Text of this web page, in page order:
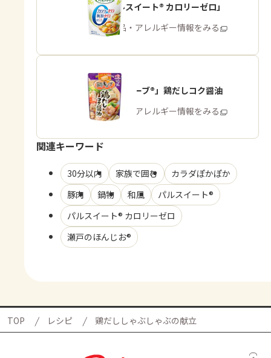
「パルスイート® カロリーゼロ」
商品・アレルギー情報をみる
「鍋キューブ®」鶏だしコク醤油
商品・アレルギー情報をみる
関連キーワード
30分以内 家族で囲む
カラダぽかぽか
豚肉
鍋物 和風
パルスイート®
パルスイート® カロリーゼロ
瀬戸のほんじお®
TOP レシピ 鶏だししゃぶしゃぶの献立